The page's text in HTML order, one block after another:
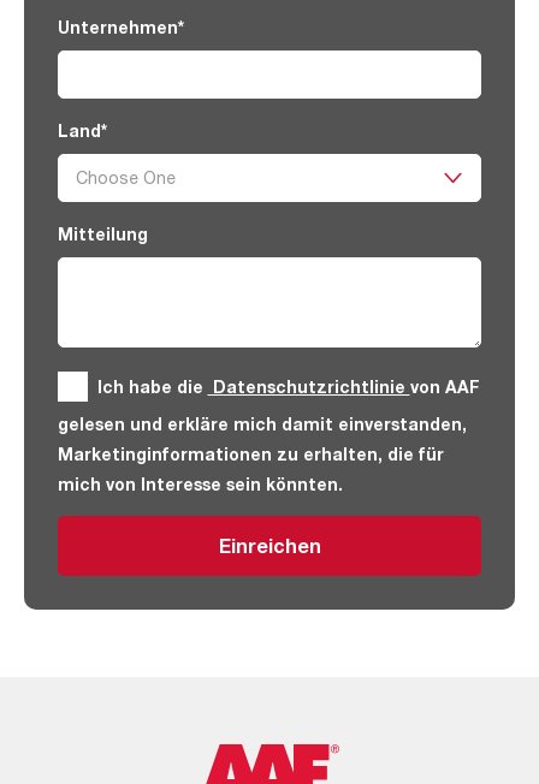
Unternehmen*
Land*
Mitteilung
Ich habe die Datenschutzrichtlinie von AAF
gelesen und erkläre mich damit einverstanden,
Marketinginformationen zu erhalten, die für
mich von Interesse sein könnten.
Einreichen